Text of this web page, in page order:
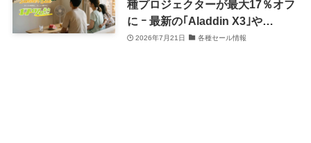
種プロジェクターが最大17％オフ
に ｰ 最新の｢Aladdin X3｣や
｢Aladdin Poca｣シリーズも対象
2026年7月21日 各種セール情報